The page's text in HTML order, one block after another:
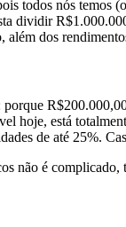
todos nós temos
dividir
além dos
porque
hoje, está
de até 25%.
não é